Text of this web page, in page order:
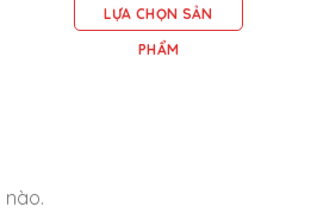
LỰA CHỌN SẢN
PHẨM
nào.